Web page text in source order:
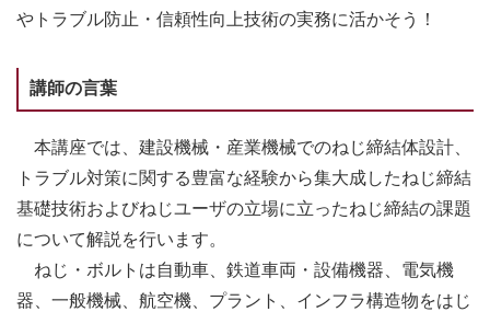
やトラブル防止・信頼性向上技術の実務に活かそう！
講師の言葉
本講座では、建設機械・産業機械でのねじ締結体設計、
トラブル対策に関する豊富な経験から集大成したねじ締結
基礎技術およびねじユーザの立場に立ったねじ締結の課題
について解説を行います。
ねじ・ボルトは自動車、鉄道車両・設備機器、電気機
器、一般機械、航空機、プラント、インフラ構造物をはじ